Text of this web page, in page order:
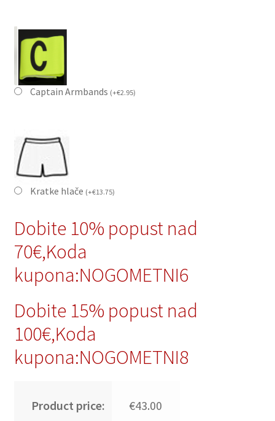
Captain Armbands (+€2.95)
Kratke hlače (+€13.75)
Dobite 10% popust nad
70€,Koda
kupona:NOGOMETNI6
Dobite 15% popust nad
100€,Koda
kupona:NOGOMETNI8
Product price: €43.00